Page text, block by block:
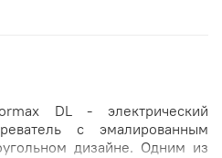
DL - электрический
с эмалированным
дизайне. Одним из